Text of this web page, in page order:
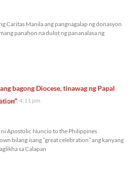
Caritas Manila ang pangnagalap ng donasyon
panahon na dulot ng pananalasa ng
bagong Diocese, tinawag ng Papal
pm 4:11 pm
Apostolic Nuncio to the Philippines
bilang isang “great celebration” ang kanyang
sa Calapan